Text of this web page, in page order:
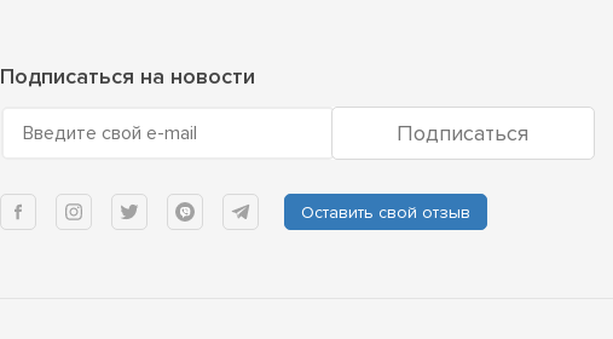
Подписаться на новости
Введите свой e-mail Подписаться
Оставить свой отзыв